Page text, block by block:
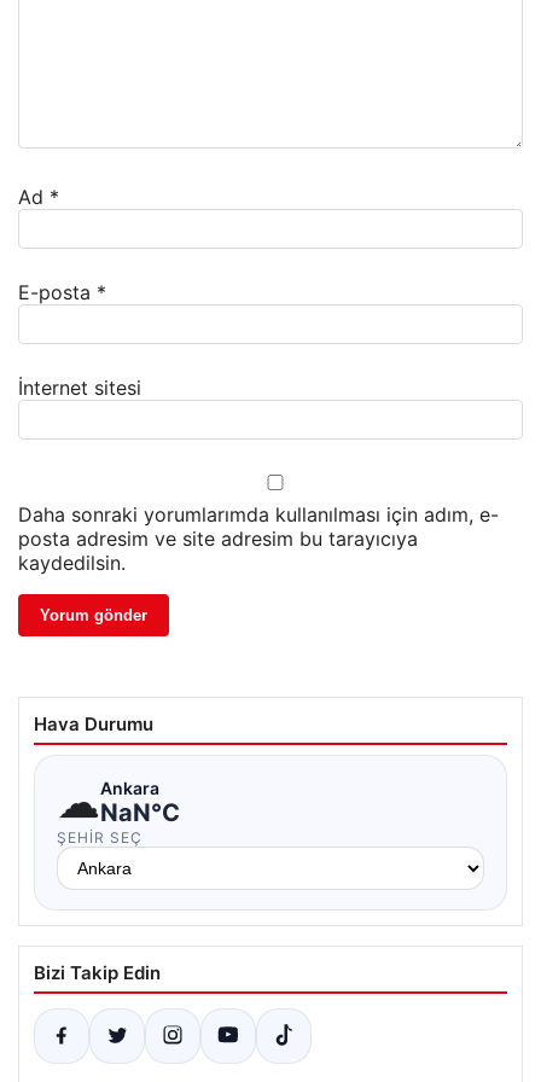
Ad *
E-posta *
İnternet sitesi
Daha sonraki yorumlarımda kullanılması için adım, e-
posta adresim ve site adresim bu tarayıcıya
kaydedilsin.
Hava Durumu
☁Ankara
NaN°C
ŞEHIR SEÇ
Bizi Takip Edin